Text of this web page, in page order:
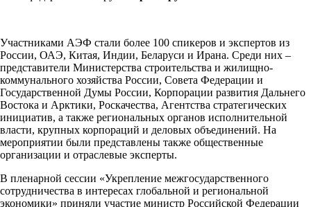
Участниками АЭФ стали более 100 спикеров и экспертов из
России, ОАЭ, Китая, Индии, Беларуси и Ирана. Среди них –
представители Министерства строительства и жилищно-
коммунального хозяйства России, Совета Федерации и
Государственной Думы России, Корпорации развития Дальнего
Востока и Арктики, Роскачества, Агентства стратегических
инициатив, а также региональных органов исполнительной
власти, крупных корпораций и деловых объединений. На
мероприятии были представлены также общественные
организации и отраслевые эксперты.
В пленарной сессии «Укрепление межгосударственного
сотрудничества в интересах глобальной и региональной
экономики» приняли участие министр Российской Федерации